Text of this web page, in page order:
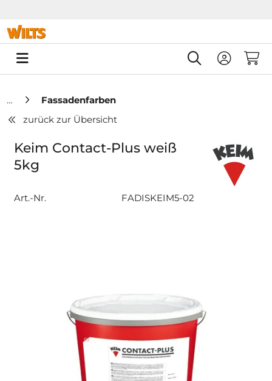
0
Fassadenfarben
zurück zur Übersicht
Keim Contact-Plus weiß
5kg
Art.-Nr. FADISKEIM5-02